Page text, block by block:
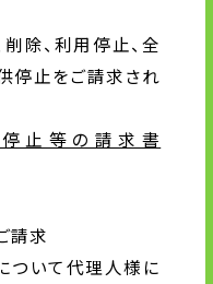
削除、利用停止、全
停止をご請求され
止等の請求書
請求
ついて代理人様に